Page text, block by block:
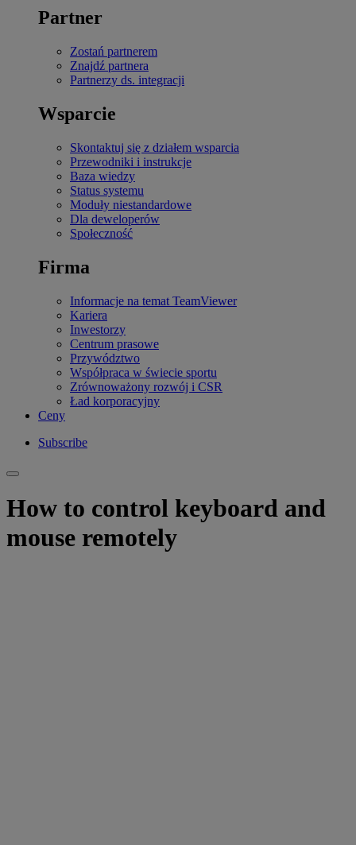
Partner
Zostań partnerem
Znajdź partnera
Partnerzy ds. integracji
Wsparcie
Skontaktuj się z działem wsparcia
Przewodniki i instrukcje
Baza wiedzy
Status systemu
Moduły niestandardowe
Dla deweloperów
Społeczność
Firma
Informacje na temat TeamViewer
Kariera
Inwestorzy
Centrum prasowe
Przywództwo
Współpraca w świecie sportu
Zrównoważony rozwój i CSR
Ład korporacyjny
Ceny
Subscribe
How to control keyboard and
mouse remotely